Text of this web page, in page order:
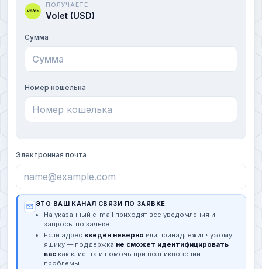
ПОЛУЧАЕТЕ
Volet (USD)
Сумма
Номер кошелька
Электронная почта
ЭТО ВАШ КАНАЛ СВЯЗИ ПО ЗАЯВКЕ
На указанный e-mail приходят все уведомления и
запросы по заявке.
Если адрес введён неверно или принадлежит чужому
ящику — поддержка не сможет идентифицировать
вас как клиента и помочь при возникновении
проблемы.